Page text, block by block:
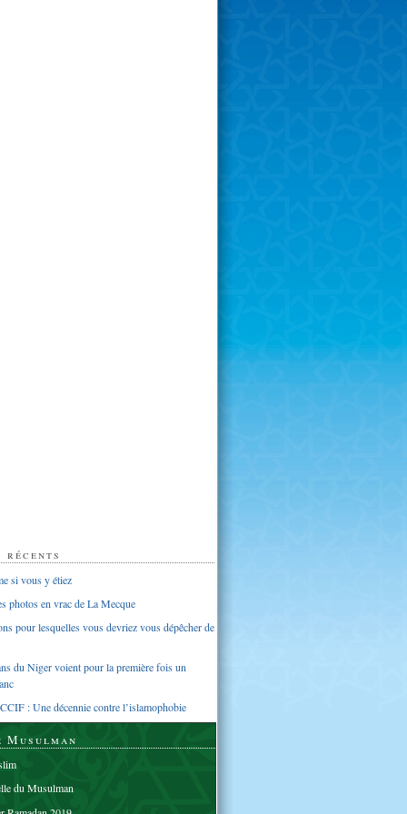
si vous y étiez
photos en vrac de La Mecque
pour lesquelles vous devriez vous dépêcher de
du Niger voient pour la première fois un
: Une décennie contre l’islamophobie
Musulman
du Musulman